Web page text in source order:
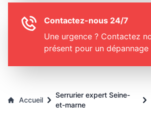
Contactez-nous 24/7
Une urgence ? Contactez
présent pour un
Accueil
Serrurier expert Seine-
et-marne